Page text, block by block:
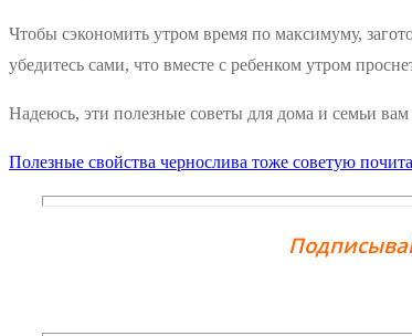
Чтобы сэкономить утром время по максимуму,
убедитесь сами, что вместе с ребенком утром
Надеюсь, эти полезные советы для дома и семьи
Полезные свойства чернослива тоже советую